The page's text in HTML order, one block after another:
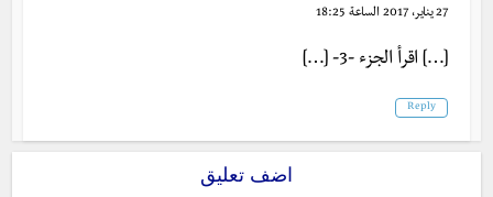
27 يناير، 2017 الساعة 18:25
[…] اقرأ الجزء -3- […]
Reply
اضف تعليق